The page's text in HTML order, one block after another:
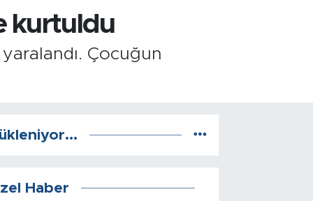
kurtuldu
Çocuğun
Haber